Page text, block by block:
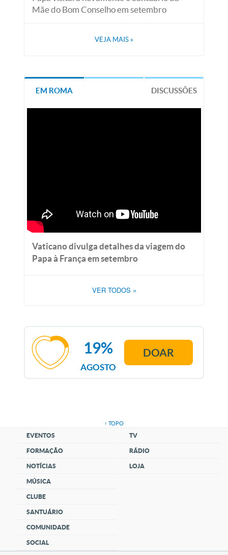
Mãe do Bom Conselho em setembro
VEJA MAIS »
EM ROMA DISCUSSÕES
Vaticano divulga detalhes da viagem do
Papa à França em setembro
VER TODOS »
AGOSTO
19% DOAR
↑ TOPO
EVENTOS
FORMAÇÃO
NOTÍCIAS
MÚSICA
CLUBE
SANTUÁRIO
COMUNIDADE
SOCIAL
TV
RÁDIO
LOJA